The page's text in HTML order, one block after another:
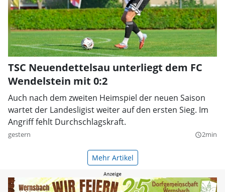
TSC Neuendettelsau unterliegt dem FC
Wendelstein mit 0:2
Auch nach dem zweiten Heimspiel der neuen Saison
wartet der Landesligist weiter auf den ersten Sieg. Im
Angriff fehlt Durchschlagskraft.
gestern query_builder2min
Mehr Artikel